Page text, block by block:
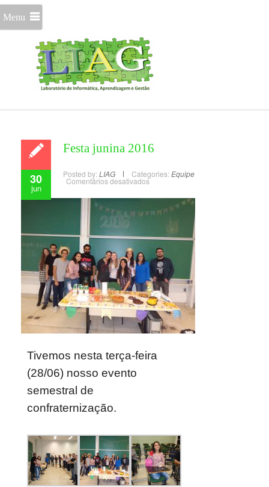
Menu
30
jun
Festa junina 2016
Posted by: LIAG Categories: Equipe
Comentários desativados
Tivemos nesta terça-feira
(28/06) nosso evento
semestral de
confraternização.